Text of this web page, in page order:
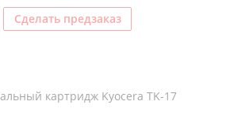
Сделать предзаказ
картридж Kyocera TK-17